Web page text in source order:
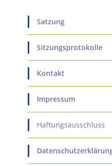
Satzung
Sitzungsprotokolle
Kontakt
Impressum
Haftungsausschluss